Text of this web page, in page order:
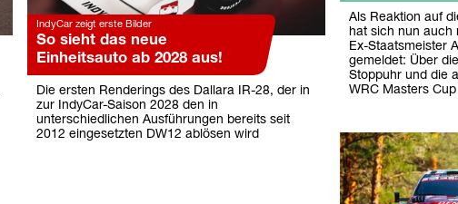
IndyCar zeigt erste Bilder
So sieht das neue
Einheitsauto ab 2028 aus!
Die ersten Renderings des Dallara IR-28, der in
zur IndyCar-Saison 2028 den in
unterschiedlichen Ausführungen bereits seit
2012 eingesetzten DW12 ablösen wird
Als Reaktion auf
hat sich nun auch
Ex-Staatsmeister
gemeldet: Über
Stoppuhr und die
WRC Masters Cup